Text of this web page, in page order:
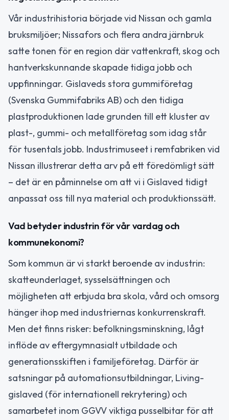
Vår industrihistoria började vid Nissan och gamla
bruksmiljöer; Nissafors och flera andra järnbruk
satte tonen för en region där vattenkraft, skog och
hantverkskunnande skapade tidiga jobb och
uppfinningar. Gislaveds stora gummiföretag
(Svenska Gummifabriks AB) och den tidiga
plastproduktionen lade grunden till ett kluster av
plast-, gummi- och metallföretag som idag står
för tusentals jobb. Industrimuseet i remfabriken vid
Nissan illustrerar detta arv på ett föredömligt sätt
– det är en påminnelse om att vi i Gislaved tidigt
anpassat oss till nya material och produktionssätt.
Vad betyder industrin för vår vardag och
kommunekonomi?
Som kommun är vi starkt beroende av industrin:
skatteunderlaget, sysselsättningen och
möjligheten att erbjuda bra skola, vård och omsorg
hänger ihop med industriernas konkurrenskraft.
Men det finns risker: befolkningsminskning, lågt
inflöde av eftergymnasialt utbildade och
generationsskiften i familjeföretag. Därför är
satsningar på automationsutbildningar, Living-
gislaved (för internationell rekrytering) och
samarbetet inom GGVV viktiga pusselbitar för att